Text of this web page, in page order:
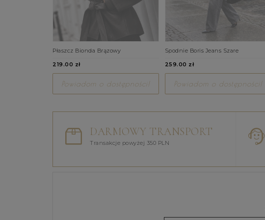
Płaszcz Bionda Brązowy
219.00 zł
Powiadom o dostępności!
Spodnie Boris Jeans Szare
259.00 zł
Powiadom o dostępności!
DARMOWY TRANSPORT
Transakcje powyżej 350 PLN